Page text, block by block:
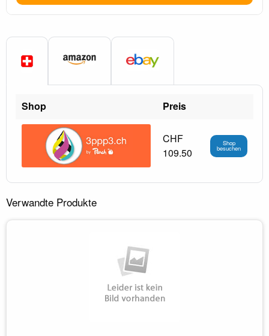
Shop Preis
CHF
109.50
Shop
besuchen
Verwandte Produkte